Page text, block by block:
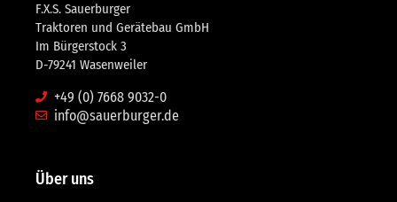
F.X.S. Sauerburger
Traktoren und Gerätebau GmbH
Im Bürgerstock 3
D-79241 Wasenweiler
+49 (0) 7668 9032-0
info@sauerburger.de
Über uns